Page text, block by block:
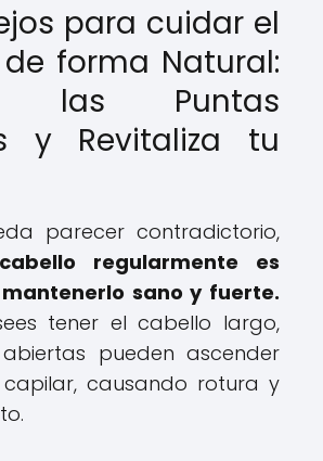
para cuidar el
forma Natural:
las Puntas
y Revitaliza tu
parecer contradictorio,
regularmente es
sano y fuerte.
tener el cabello largo,
pueden ascender
causando rotura y